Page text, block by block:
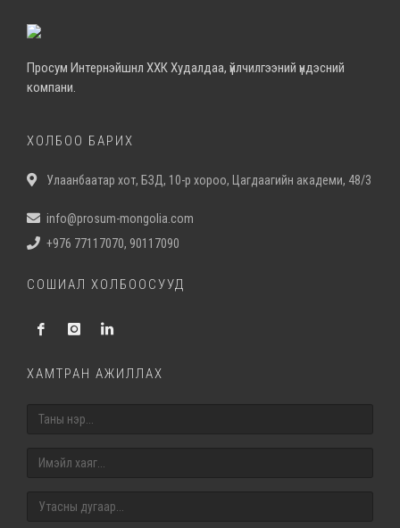
Просум Интернэйшнл ХХК Худалдаа, үйлчилгээний үндэсний
компани.
ХОЛБОО БАРИХ
Улаанбаатар хот, БЗД, 10-р хороо, Цагдаагийн академи, 48/3
info@prosum-mongolia.com
+976 77117070, 90117090
СОШИАЛ ХОЛБООСУУД
ХАМТРАН АЖИЛЛАХ